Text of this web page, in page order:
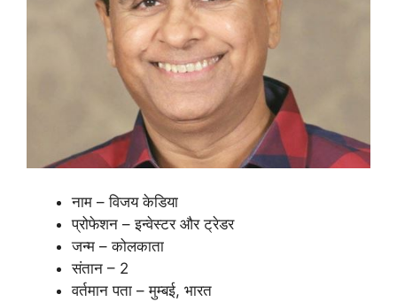
नाम – विजय केडिया
प्रोफेशन – इन्वेस्टर और ट्रेडर
जन्म – कोलकाता
संतान – 2
वर्तमान पता – मुम्बई, भारत